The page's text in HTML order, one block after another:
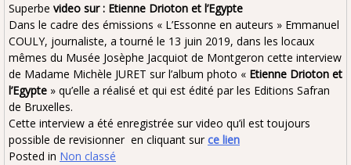
Superbe video sur : Etienne Drioton et l’Egypte
Dans le cadre des émissions « L’Essonne en auteurs » Emmanuel
COULY, journaliste, a tourné le 13 juin 2019, dans les locaux
mêmes du Musée Josèphe Jacquiot de Montgeron cette interview
de Madame Michèle JURET sur l’album photo « Etienne Drioton et
l’Egypte » qu’elle a réalisé et qui est édité par les Editions Safran
de Bruxelles.
Cette interview a été enregistrée sur video qu’il est toujours
possible de revisionner en cliquant surce lien
Posted in Non classé